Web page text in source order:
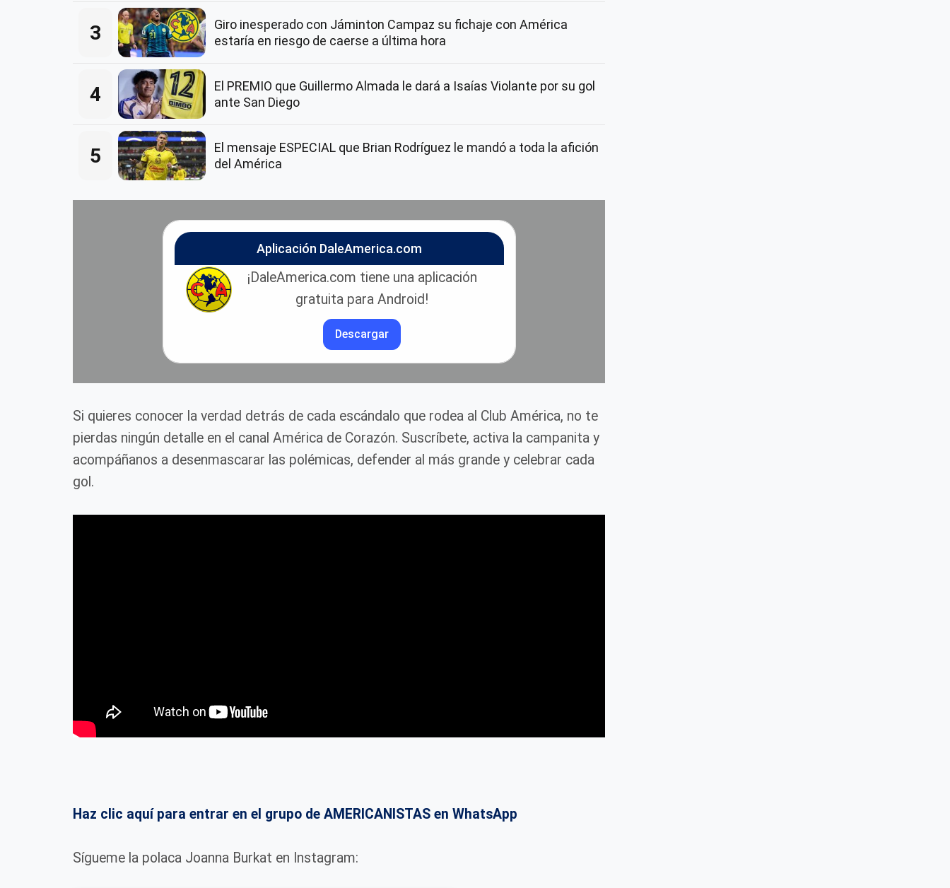
3
Giro inesperado con Jáminton Campaz su fichaje con América
estaría en riesgo de caerse a última hora
4
El PREMIO que Guillermo Almada le dará a Isaías Violante por su gol
ante San Diego
5
El mensaje ESPECIAL que Brian Rodríguez le mandó a toda la afición
del América
Aplicación DaleAmerica.com
¡DaleAmerica.com tiene una aplicación
gratuita para Android!
Descargar
Si quieres conocer la verdad detrás de cada escándalo que rodea al Club América, no te
pierdas ningún detalle en el canal América de Corazón. Suscríbete, activa la campanita y
acompáñanos a desenmascarar las polémicas, defender al más grande y celebrar cada
gol.
Haz clic aquí para entrar en el grupo de AMERICANISTAS en WhatsApp
Sígueme la polaca Joanna Burkat en Instagram: